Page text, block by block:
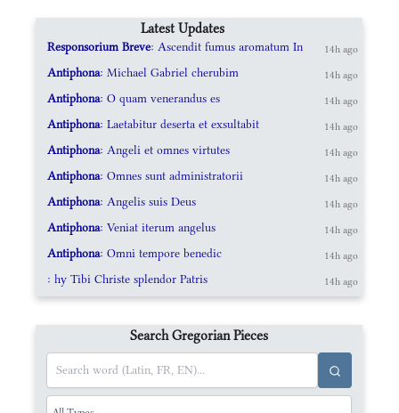
Latest Updates
Responsorium Breve: Ascendit fumus aromatum In 14h ago
Antiphona: Michael Gabriel cherubim 14h ago
Antiphona: O quam venerandus es 14h ago
Antiphona: Laetabitur deserta et exsultabit 14h ago
Antiphona: Angeli et omnes virtutes 14h ago
Antiphona: Omnes sunt administratorii 14h ago
Antiphona: Angelis suis Deus 14h ago
Antiphona: Veniat iterum angelus 14h ago
Antiphona: Omni tempore benedic 14h ago
: hy Tibi Christe splendor Patris 14h ago
Search Gregorian Pieces